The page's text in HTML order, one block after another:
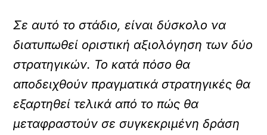
Σε αυτό το στάδιο, είναι δύσκολο να
διατυπωθεί οριστική αξιολόγηση των δύο
στρατηγικών. Το κατά πόσο θα
αποδειχθούν πραγματικά στρατηγικές θα
εξαρτηθεί τελικά από το πώς θα
μεταφραστούν σε συγκεκριμένη δράση